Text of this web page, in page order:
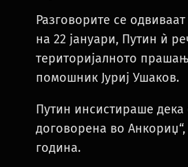
Разговорите се
на 22 јануари, Путин ѝ
територијалното
помошник Јуриј Ушаков.
Путин инсистираше
договорена во Анкориџ“,
година.